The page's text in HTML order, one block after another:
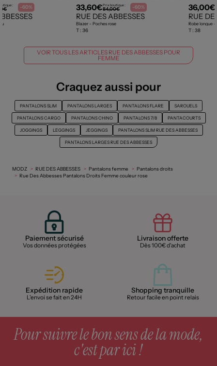
: -60% 33,60€Prix boutique :
84,00€ -60%
RUE DES ABBESSES
Blazer - Poches rose
T : 36
36,00€
RUE
Robe longue -
T : 38
VOIR TOUS LES ARTICLES RUE DES ABBESSES POUR
FEMME
Craquez aussi pour
PANTALONS SLIM PANTALONS LARGES PANTALONS FLARE SAROUELS
PANTALONS CARGO PANTALONS CHINO PANTALONS 7/8 PANTACOURTS
JOGGINGS LEGGINGS JEGGINGS PANTALONS SLIM RUE DES ABBESSES
PANTALONS LARGES RUE DES ABBESSES
MODZ RUE DES ABBESSES Pantalons femme
Pantalons droits
Rue Des Abbesses Pantalons Droits Femme couleur rose
Paiement sécurisé
Vos données protégées
Livraison offerte
Dès 100€ d'achat
Expédition rapide
L'envoi se fait en 24H
Shopping tranquille
Retour facile en point relais
Pour suivre le bon sens de la mode,
c'est par ici !